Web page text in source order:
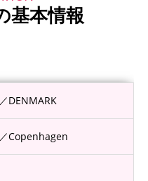
基本情報
DENMARK
Copenhagen